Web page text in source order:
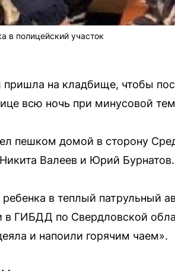
в полицейский участок
на кладбище, чтобы
всю ночь при минусовой
пешком домой в сторону
Валеев и Юрий Бурнатов.
в теплый патрульный
в ГИБДД по Свердловской
и напоили горячим чаем».